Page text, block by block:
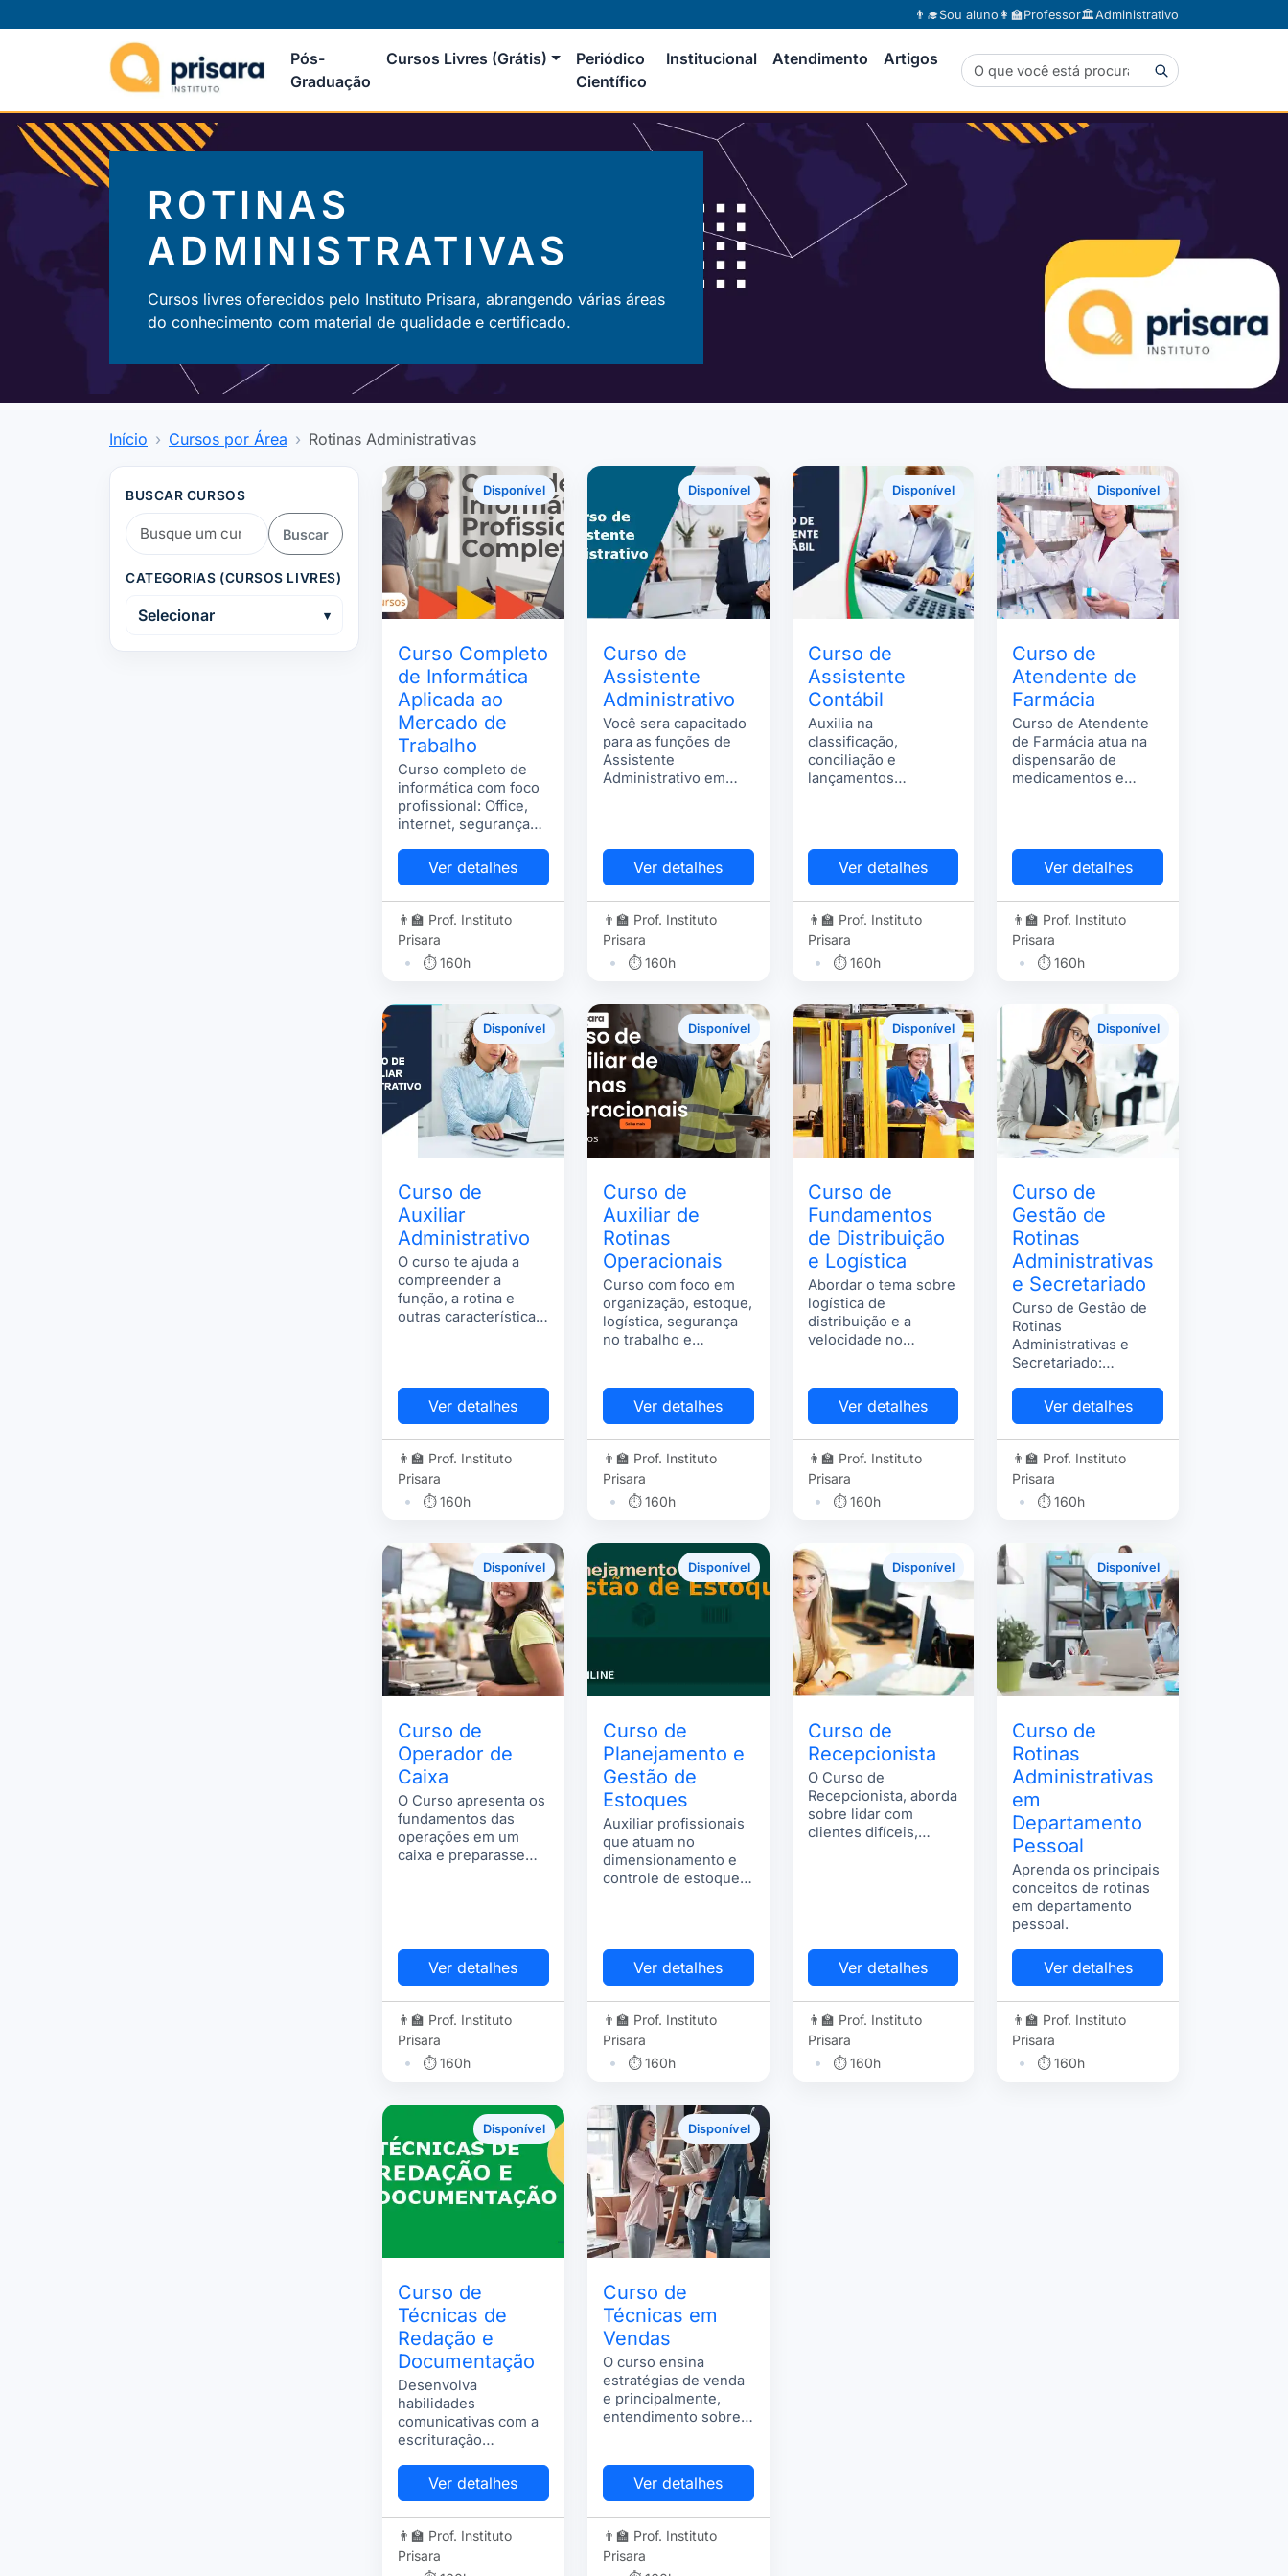
👨‍🎓Sou aluno 👩‍🏫Professor🏛️Administrativo
Pós-
Graduação
Cursos Livres (Grátis)
Periódico
Científico
Institucional Atendimento Artigos
ROTINAS
ADMINISTRATIVAS
Cursos livres oferecidos pelo Instituto Prisara, abrangendo várias áreas
do conhecimento com material de qualidade e certificado.
Início Cursos por Área Rotinas Administrativas
BUSCAR CURSOS
Buscar
CATEGORIAS (CURSOS LIVRES)
Selecionar
Disponível
Curso Completo
de Informática
Aplicada ao
Mercado de
Trabalho
Curso completo de
informática com foco
profissional: Office,
internet, segurança
tecnologias atuais
como inteligência
artificial.
Ver detalhes
👨‍🏫 Prof. Instituto
Prisara
• ⏱ 160h
Disponível
Curso de
Assistente
Administrativo
Você sera capacitado
para as funções de
Assistente
Administrativo em
Ver detalhes
👨‍🏫 Prof. Instituto
Prisara
• ⏱ 160h
Disponível
Curso de
Assistente
Contábil
Auxilia na
classificação,
conciliação e
lançamentos
Ver detalhes
👨‍🏫 Prof. Instituto
Prisara
• ⏱ 160h
Disponível
Curso de
Atendente de
Farmácia
Curso de Atendente
de Farmácia atua na
dispensarão de
medicamentos e
Ver detalhes
👨‍🏫 Prof. Instituto
Prisara
• ⏱ 160h
Disponível
Curso de
Auxiliar
Administrativo
O curso te ajuda a
compreender a
função, a rotina e
outras características
Ver detalhes
👨‍🏫 Prof. Instituto
Prisara
• ⏱ 160h
Disponível
Curso de
Auxiliar de
Rotinas
Operacionais
Curso com foco em
organização, estoque,
logística, segurança
no trabalho e
Ver detalhes
👨‍🏫 Prof. Instituto
Prisara
• ⏱ 160h
Disponível
Curso de
Fundamentos
de Distribuição
e Logística
Abordar o tema sobre
logística de
distribuição e a
velocidade no
satisfação de suas
necessidades e
Ver detalhes
👨‍🏫 Prof. Instituto
Prisara
• ⏱ 160h
Disponível
Curso de
Gestão de
Rotinas
Administrativas
e Secretariado
Curso de Gestão de
Rotinas
Administrativas e
Secretariado:
organização,
comunicação e
eficiência para atuar
com segurança no
apoio administrativo.
Ver detalhes
👨‍🏫 Prof. Instituto
Prisara
• ⏱ 160h
Disponível
Curso de
Operador de
Caixa
O Curso apresenta os
fundamentos das
operações em um
caixa e preparasse
Ver detalhes
👨‍🏫 Prof. Instituto
Prisara
• ⏱ 160h
Disponível
Curso de
Planejamento e
Gestão de
Estoques
Auxiliar profissionais
que atuam no
dimensionamento e
controle de estoques
Ver detalhes
👨‍🏫 Prof. Instituto
Prisara
• ⏱ 160h
Disponível
Curso de
Recepcionista
O Curso de
Recepcionista, aborda
sobre lidar com
clientes difíceis,
Ver detalhes
👨‍🏫 Prof. Instituto
Prisara
• ⏱ 160h
Disponível
Curso de
Rotinas
Administrativas
em
Departamento
Pessoal
Aprenda os principais
conceitos de rotinas
em departamento
pessoal.
Ver detalhes
👨‍🏫 Prof. Instituto
Prisara
• ⏱ 160h
Disponível
Curso de
Técnicas de
Redação e
Documentação
Desenvolva
habilidades
comunicativas com a
escrituração
Ver detalhes
👨‍🏫 Prof. Instituto
Prisara
Disponível
Curso de
Técnicas em
Vendas
O curso ensina
estratégias de venda
e principalmente,
entendimento sobre o
Ver detalhes
👨‍🏫 Prof. Instituto
Prisara